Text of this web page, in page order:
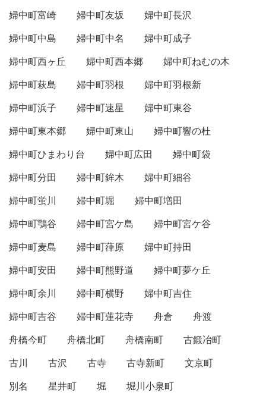
婦中町富崎
婦中町友坂
婦中町長沢
婦中町中島
婦中町中名
婦中町成子
婦中町西ヶ丘
婦中町西本郷
婦中町ねむの木
婦中町萩島
婦中町羽根
婦中町羽根新
婦中町浜子
婦中町速星
婦中町東谷
婦中町東本郷
婦中町東山
婦中町響の杜
婦中町ひまわり台
婦中町広田
婦中町袋
婦中町分田
婦中町鉾木
婦中町細谷
婦中町蛍川
婦中町堀
婦中町増田
婦中町鶚谷
婦中町宮ケ島
婦中町宮ケ谷
婦中町麦島
婦中町葎原
婦中町持田
婦中町安田
婦中町熊野道
婦中町夢ケ丘
婦中町余川
婦中町横野
婦中町吉住
婦中町吉谷
婦中町蓮花寺 舟倉
舟渡
舟橋今町
舟橋北町 舟橋南町
古鍛冶町
古川
古沢 古寺 古寺新町
文京町
別名
星井町 堀
堀川小泉町